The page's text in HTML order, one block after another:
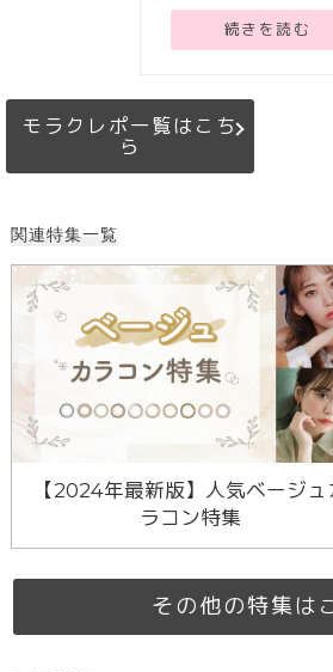
続きを読む
モラクレポ一覧はこち
ら
関連特集一覧
【2024年最新版】人気ベージュ
ラコン特集
その他の特集は